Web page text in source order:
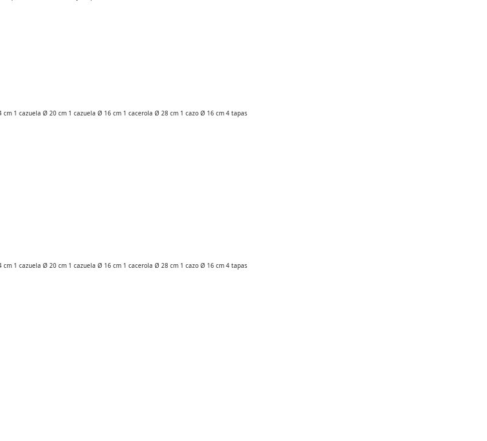
1 cazuela Ø 20 cm 1 cazuela Ø 16 cm 1 cacerola Ø 28 cm 1 cazo Ø 16 cm 4 tapas
1 cazuela Ø 20 cm 1 cazuela Ø 16 cm 1 cacerola Ø 28 cm 1 cazo Ø 16 cm 4 tapas